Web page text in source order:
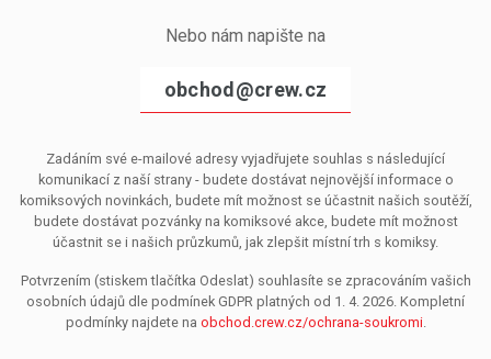
Nebo nám napište na
obchod@crew.cz
Zadáním své e-mailové adresy vyjadřujete souhlas s následující
komunikací z naší strany - budete dostávat nejnovější informace o
komiksových novinkách, budete mít možnost se účastnit našich soutěží,
budete dostávat pozvánky na komiksové akce, budete mít možnost
účastnit se i našich průzkumů, jak zlepšit místní trh s komiksy.
Potvrzením (stiskem tlačítka Odeslat) souhlasíte se zpracováním vašich
osobních údajů dle podmínek GDPR platných od 1. 4. 2026. Kompletní
podmínky najdete na obchod.crew.cz/ochrana-soukromi.